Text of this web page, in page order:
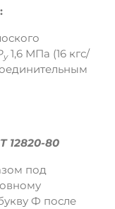
у1,6 МПа (16 кгс/
12820-80
под
Ф после